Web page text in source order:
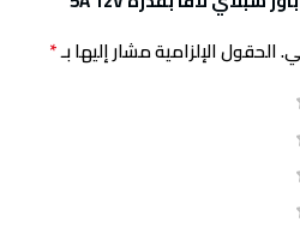
الحقول الإلزامية مشار إليها بـ*